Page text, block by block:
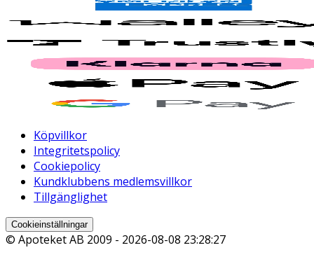
Köpvillkor
Integritetspolicy
Cookiepolicy
Kundklubbens medlemsvillkor
Tillgänglighet
Cookieinställningar
© Apoteket AB 2009 - 2026-08-08 23:28:27